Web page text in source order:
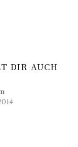
DIR AUCH